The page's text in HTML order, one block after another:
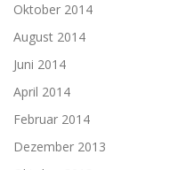
Oktober 2014
August 2014
Juni 2014
April 2014
Februar 2014
Dezember 2013